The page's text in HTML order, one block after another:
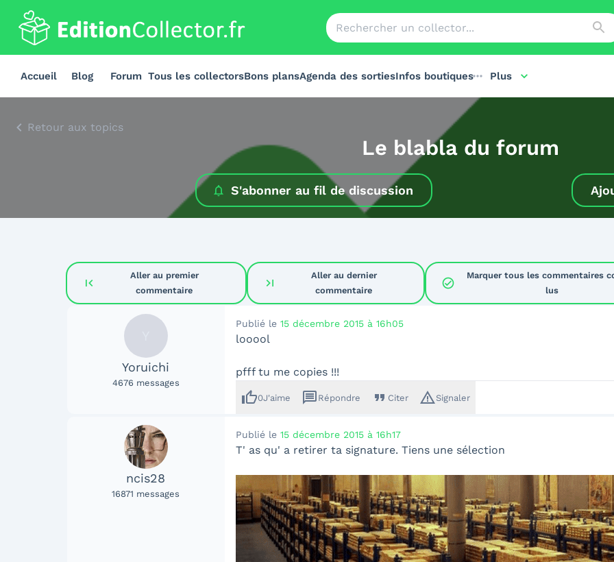
Accueil Blog Forum Tous les collectorsBons plansAgenda des sortiesInfos boutiques Plus
Retour aux topics
Le blabla du forum
S'abonner au fil de discussion
first_page
Aller au premier
commentaire
last_page
Aller au dernier
commentaire
check_circle
Marquer tous les commentaires
lus
Yoruichi
4676 messages
Publié le 15 décembre 2015 à 16h05
looool
pfff tu me copies !!!
thumb_up0J'aime message Répondre format_quote Citer warning_amberSignaler
ncis28
16871 messages
Publié le 15 décembre 2015 à 16h17
T' as qu' a retirer ta signature. Tiens une sélection